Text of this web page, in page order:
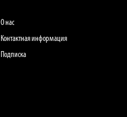
О нас
Контактная информация
Подписка